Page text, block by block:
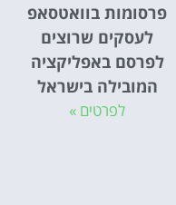
פרסומות בוואטסאפ
לעסקים שרוצים
לפרסם באפליקציה
המובילה בישראל
לפרטים »